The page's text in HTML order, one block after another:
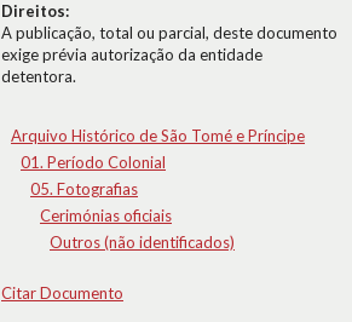
Direitos:
A publicação, total ou parcial, deste documento
exige prévia autorização da entidade
detentora.
Arquivo Histórico de São Tomé e Príncipe
01. Período Colonial
05. Fotografias
Cerimónias oficiais
Outros (não identificados)
Citar Documento